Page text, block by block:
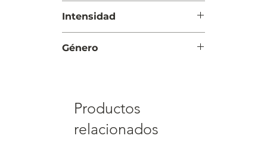
Intensidad
Género
Productos
relacionados